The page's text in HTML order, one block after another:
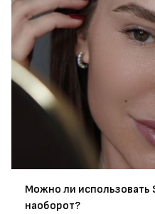
Можно ли использовать
наоборот?